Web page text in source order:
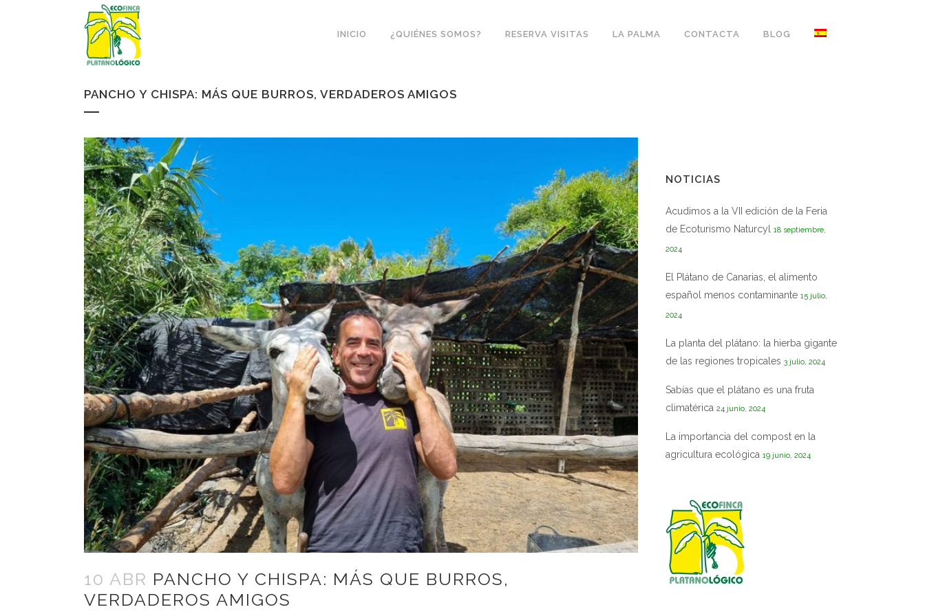
INICIO ¿QUIÉNES SOMOS? RESERVA VISITAS LA PALMA CONTACTA BLOG
PANCHO Y CHISPA: MÁS QUE BURROS, VERDADEROS AMIGOS
10 ABR PANCHO Y CHISPA: MÁS QUE BURROS,
VERDADEROS AMIGOS
NOTICIAS
Acudimos a la VII edición de la Feria
de Ecoturismo Naturcyl
18 septiembre,
2024
El Plátano de Canarias, el alimento
español menos contaminante 15 julio,
2024
La planta del plátano: la hierba gigante
de las regiones tropicales 3 julio, 2024
Sabías que el plátano es una fruta
climatérica 24 junio, 2024
La importancia del compost en la
agricultura ecológica 19 junio, 2024